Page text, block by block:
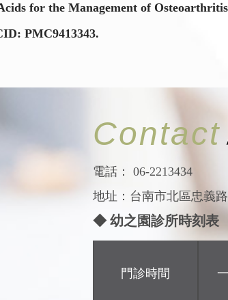
for the Management of
PMC9413343.
Contact
電話：
06-2213434
地址：台南市北區忠義
◆ 幼之園診所時刻表
門診時間 一